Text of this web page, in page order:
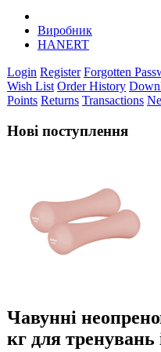
Виробник
HANERT
Login Register Forgotten
Wish List Order History
Points Returns Transactions
Нові поступлення
Чавунні
кг для тренувань